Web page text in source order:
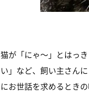
猫が「にゃ～」とはっ
い」など、飼い主さん
にお世話を求めるとき